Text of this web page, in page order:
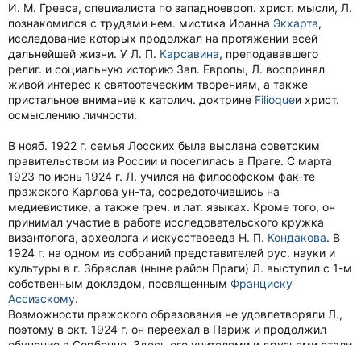
И. М. Гревса, специалиста по западноевроп. христ. мысли, Л.
познакомился с трудами нем. мистика Иоанна Экхарта,
исследование которых продолжал на протяжении всей
дальнейшей жизни. У Л. П. Карсавина, преподававшего
религ. и социальную историю Зап. Европы, Л. воспринял
живой интерес к святоотеческим творениям, а также
пристальное внимание к католич. доктрине Filioqueи христ.
осмыслению личности.
В нояб. 1922 г. семья Лосских была выслана советским
правительством из России и поселилась в Праге. С марта
1923 по июнь 1924 г. Л. учился на философском фак-те
пражского Карлова ун-та, сосредоточившись на
медиевистике, а также греч. и лат. языках. Кроме того, он
принимал участие в работе исследовательского кружка
византолога, археолога и искусствоведа Н. П. Кондакова. В
1924 г. на одном из собраний представителей рус. науки и
культуры в г. Збраслав (ныне район Праги) Л. выступил с 1-м
собственным докладом, посвященным Франциску
Ассизскому.
Возможности пражского образования не удовлетворяли Л.,
поэтому в окт. 1924 г. он переехал в Париж и продолжил